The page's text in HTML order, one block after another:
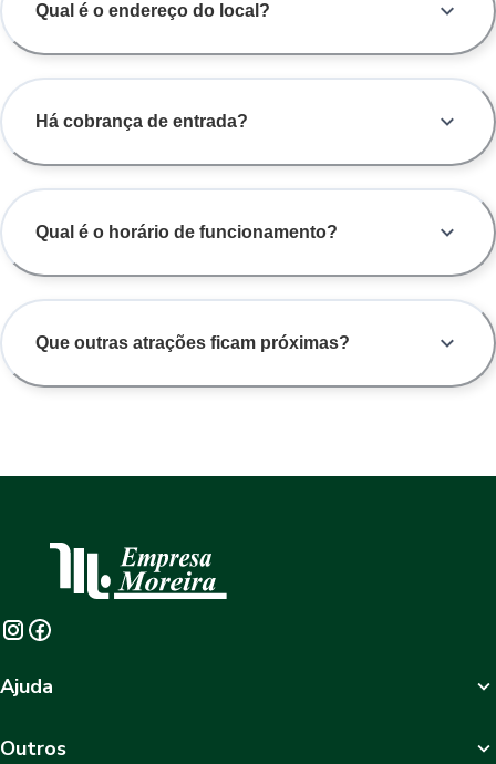
Qual é o endereço do local?
Há cobrança de entrada?
Qual é o horário de funcionamento?
Que outras atrações ficam próximas?
Ajuda
Outros